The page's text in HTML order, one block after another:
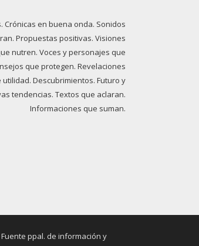
Crónicas en buena onda. Sonidos
Propuestas positivas. Visiones
nutren. Voces y personajes que
que protegen. Revelaciones
Descubrimientos. Futuro y
tendencias. Textos que aclaran.
Informaciones que suman.
Fuente ppal. de información y